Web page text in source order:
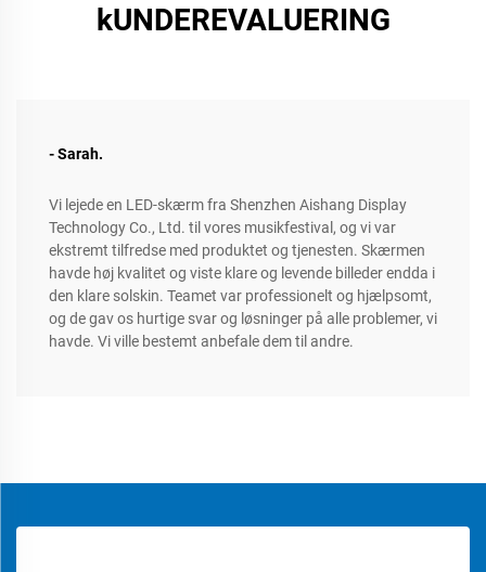
kUNDEREVALUERING
- Sarah.
Vi lejede en LED-skærm fra Shenzhen Aishang Display
Technology Co., Ltd. til vores musikfestival, og vi var
ekstremt tilfredse med produktet og tjenesten. Skærmen
havde høj kvalitet og viste klare og levende billeder endda i
den klare solskin. Teamet var professionelt og hjælpsomt,
og de gav os hurtige svar og løsninger på alle problemer, vi
havde. Vi ville bestemt anbefale dem til andre.